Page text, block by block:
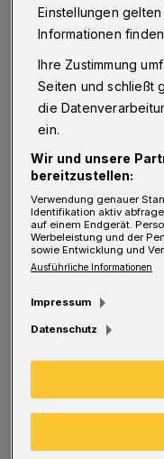
„Die
über öffentliche
Spaziergänger,
bisweilen doch
überkommt, gibt
wieder
Missfallen der
Stadtverwaltung.
Standorte-Konzept
Standorte-
Toiletten in Arbeit
Jetzt sollen
Abhilfe schaffen.
Einstellungen
Informationen
Ihre Zustimmung
Seiten und schließt
die
ein.
Wir und unsere
bereitzustellen:
Verwendung genauer
Identifikation aktiv
auf einem Endgerät.
Werbeleistung und der
sowie Entwicklung und
Ausführliche Informationen
Impressum
Datenschutz